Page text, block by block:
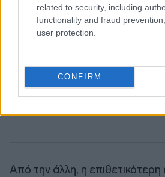
related to security, including
functionality and fraud
user protection.
CONFIRM
Από την άλλη, η